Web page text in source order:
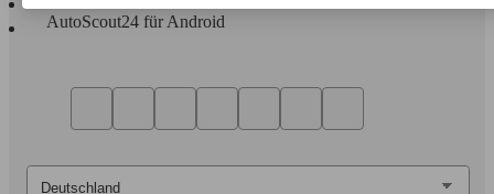
AutoScout24 für Android